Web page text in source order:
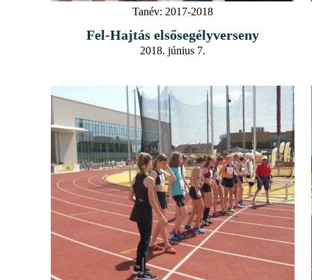
Tanév: 2017-2018
Fel-Hajtás elsősegélyverseny
2018. június 7.